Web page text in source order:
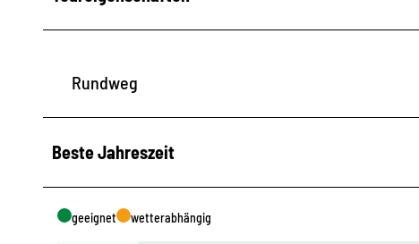
Rundweg
Beste Jahreszeit
geeignet wetterabhängig